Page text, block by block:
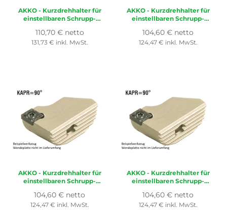
AKKO- Kurzdrehhalter für
einstellbaren Schrupp-
für Wendeplatte ISO
CC..09T3..
Normaler
Preis
110,70 € netto
131,73 € inkl. MwSt.
AKKO- Kurzdrehhalter für
einstellbaren Schrupp-
für Wendeplatte ISO
CC..09T3..
Normaler
Preis
104,60 € netto
124,47 € inkl. MwSt.
AKKO- Kurzdrehhalter für
einstellbaren Schrupp-
für Wendeplatte ISO
CC..0602..
Normaler
Preis
104,60 € netto
124,47 € inkl. MwSt.
AKKO- Kurzdrehhalter für
einstellbaren Schrupp-
für Wendeplatte ISO
CC..09T3..
Normaler
Preis
104,60 € netto
124,47 € inkl. MwSt.